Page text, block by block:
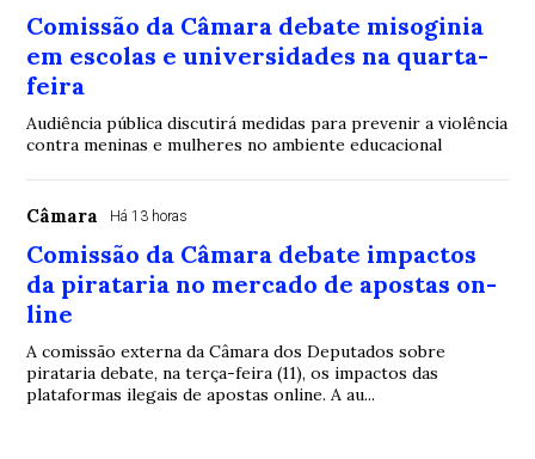
Comissão da Câmara debate misoginia
em escolas e universidades na quarta-
feira
Audiência pública discutirá medidas para prevenir a violência
contra meninas e mulheres no ambiente educacional
Câmara Há 13 horas
Comissão da Câmara debate impactos
da pirataria no mercado de apostas on-
line
A comissão externa da Câmara dos Deputados sobre
pirataria debate, na terça-feira (11), os impactos das
plataformas ilegais de apostas online. A au...